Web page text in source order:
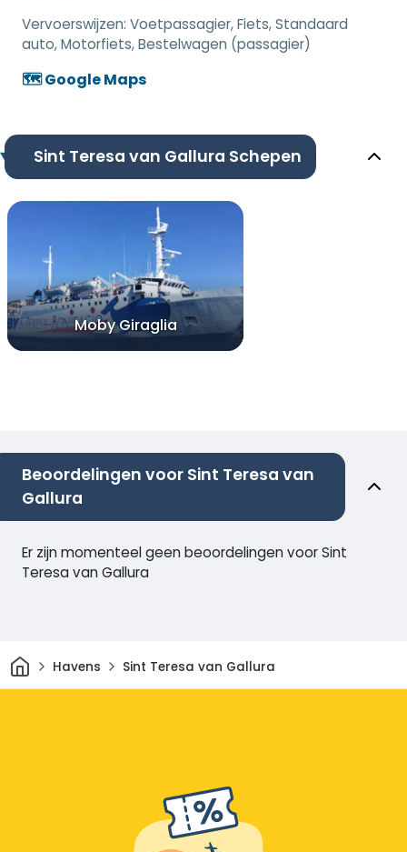
Vervoerswijzen: Voetpassagier, Fiets, Standaard
auto, Motorfiets, Bestelwagen (passagier)
🗺️ Google Maps
Sint Teresa van Gallura Schepen
Moby Giraglia
Beoordelingen voor Sint Teresa van
Gallura
Er zijn momenteel geen beoordelingen voor Sint
Teresa van Gallura
ThuisHavens Sint Teresa van Gallura